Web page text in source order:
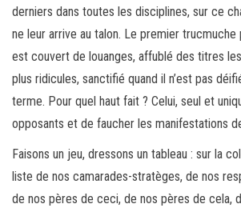
derniers dans toutes les disciplines, sur ce
ne leur arrive au talon. Le premier trucmuche
est couvert de louanges, affublé des titres
plus ridicules, sanctifié quand il n’est pas
terme. Pour quel haut fait ? Celui, seul et
opposants et de faucher les manifestations
Faisons un jeu, dressons un tableau : sur la
liste de nos camarades-stratèges, de nos
de nos pères de ceci, de nos pères de cela,